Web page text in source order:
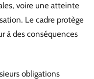
voire une atteinte
Le cadre protège
à des conséquences
obligations